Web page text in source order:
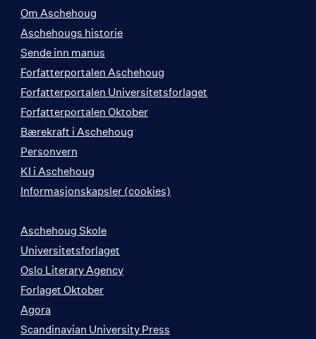
Om Aschehoug
Aschehougs historie
Sende inn manus
Forfatterportalen Aschehoug
Forfatterportalen Universitetsforlaget
Forfatterportalen Oktober
Bærekraft i Aschehoug
Personvern
KI i Aschehoug
Informasjonskapsler (cookies)
Aschehoug Skole
Universitetsforlaget
Oslo Literary Agency
Forlaget Oktober
Agora
Scandinavian University Press